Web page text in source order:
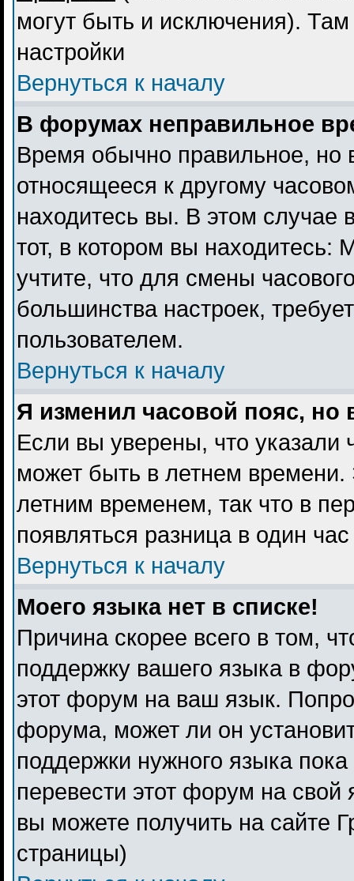
могут быть и исключения).
настройки
Вернуться к началу
В форумах неправильное
Время обычно правильное, но
относящееся к другому
находитесь вы. В этом случае
тот, в котором вы находитесь:
учтите, что для смены
большинства настроек,
пользователем.
Вернуться к началу
Я изменил часовой пояс, но
Если вы уверены, что указали
может быть в летнем
летним временем, так что в
появляться разница в один
Вернуться к началу
Моего языка нет в списке!
Причина скорее всего в том,
поддержку вашего языка в
этот форум на ваш язык.
форума, может ли он
поддержки нужного языка
перевести этот форум на
вы можете получить на сайте
страницы)